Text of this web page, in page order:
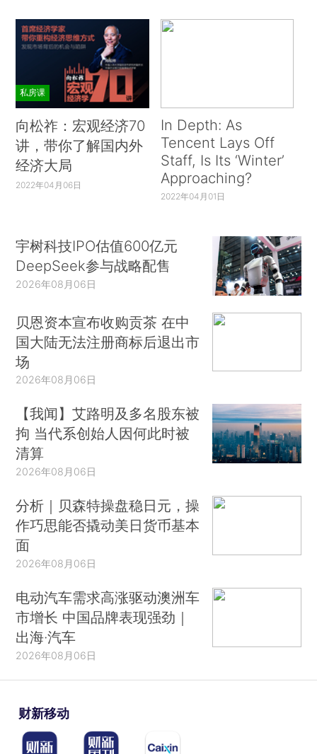
私房课
向松祚：宏观经济70
讲，带你了解国内外
经济大局
2022年04月06日
In Depth: As
Tencent Lays Off
Staff, Is Its ‘Winter’
Approaching?
2022年04月01日
宇树科技IPO估值600亿元
DeepSeek参与战略配售
2026年08月06日
贝恩资本宣布收购贡茶 在中
国大陆无法注册商标后退出市
场
2026年08月06日
【我闻】艾路明及多名股东被
拘 当代系创始人因何此时被
清算
2026年08月06日
分析｜贝森特操盘稳日元，操
作巧思能否撬动美日货币基本
面
2026年08月06日
电动汽车需求高涨驱动澳洲车
市增长 中国品牌表现强劲｜
出海·汽车
2026年08月06日
财新移动